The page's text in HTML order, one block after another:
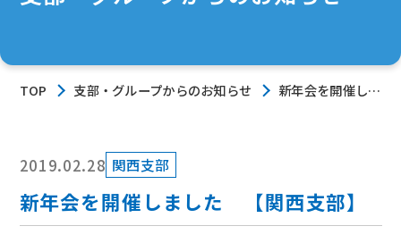
TOP 支部・グループからのお知らせ
新年会を開催しま
2019.02.28 関西支部
新年会を開催しました 【関西支部】